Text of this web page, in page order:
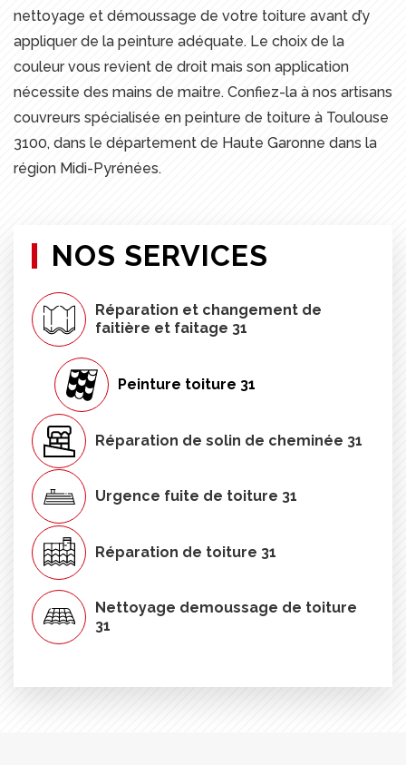
nettoyage et démoussage de votre toiture avant d’y
appliquer de la peinture adéquate. Le choix de la
couleur vous revient de droit mais son application
nécessite des mains de maitre. Confiez-la à nos artisans
couvreurs spécialisée en peinture de toiture à Toulouse
3100, dans le département de Haute Garonne dans la
région Midi-Pyrénées.
NOS SERVICES
Réparation et changement de
faitière et faitage 31
Peinture toiture 31
Réparation de solin de cheminée 31
Urgence fuite de toiture 31
Réparation de toiture 31
Nettoyage demoussage de toiture
31